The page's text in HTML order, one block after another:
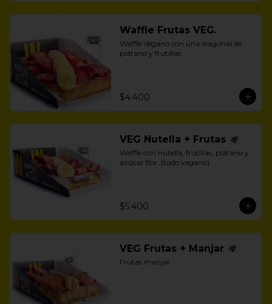
Waffle Frutas VEG.
Waffle Vegano con una diagonal de
plátano y frutillas.
$4.400
VEG Nutella + Frutas
Waffle con nutella, frutillas, plátano y
azúcar flor. (todo vegano)
$5.400
VEG Frutas + Manjar
Frutas manjar